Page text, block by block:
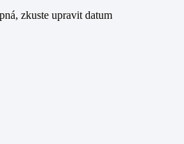
zkuste upravit datum